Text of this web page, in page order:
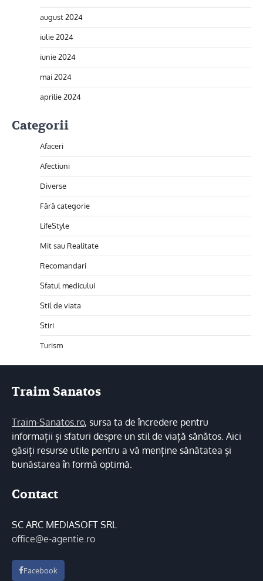
august 2024
iulie 2024
iunie 2024
mai 2024
aprilie 2024
Categorii
Afaceri
Afectiuni
Diverse
Fără categorie
LifeStyle
Mit sau Realitate
Recomandari
Sfatul medicului
Stil de viata
Stiri
Turism
Traim Sanatos
Traim-Sanatos.ro, sursa ta de încredere pentru
informații și sfaturi despre un stil de viață sănătos. Aici
găsiți resurse utile pentru a vă menține sănătatea și
bunăstarea în formă optimă.
Contact
SC ARC MEDIASOFT SRL
office@e-agentie.ro
Facebook